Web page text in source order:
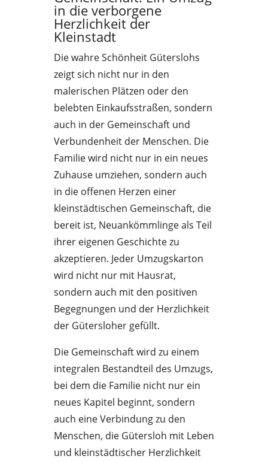
in die verborgene
Herzlichkeit der
Kleinstadt
Die wahre Schönheit Güterslohs
zeigt sich nicht nur in den
malerischen Plätzen oder den
belebten Einkaufsstraßen, sondern
auch in der Gemeinschaft und
Verbundenheit der Menschen. Die
Familie wird nicht nur in ein neues
Zuhause umziehen, sondern auch
in die offenen Herzen einer
kleinstädtischen Gemeinschaft, die
bereit ist, Neuankömmlinge als Teil
ihrer eigenen Geschichte zu
akzeptieren. Jeder Umzugskarton
wird nicht nur mit Hausrat,
sondern auch mit den positiven
Begegnungen und der Herzlichkeit
der Gütersloher gefüllt.
Die Gemeinschaft wird zu einem
integralen Bestandteil des Umzugs,
bei dem die Familie nicht nur ein
neues Kapitel beginnt, sondern
auch eine Verbindung zu den
Menschen, die Gütersloh mit Leben
und kleinstädtischer Herzlichkeit